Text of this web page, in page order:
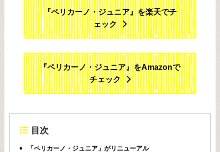
『ペリカーノ・ジュニア』を楽天でチ
ェック
『ペリカーノ・ジュニア』をAmazonで
チェック
目次
「ペリカーノ・ジュニア」がリニューアル